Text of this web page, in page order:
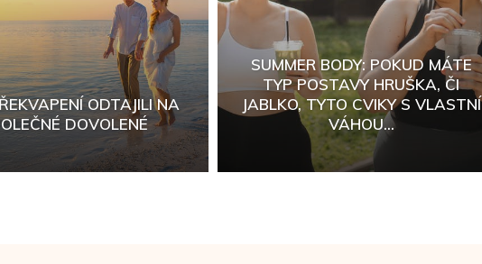
ODTAJILI NA
DOVOLENÉ
SUMMER BODY: POKUD MÁTE
TYP POSTAVY HRUŠKA, ČI
JABLKO, TYTO CVIKY S VLASTNÍ
VÁHOU...